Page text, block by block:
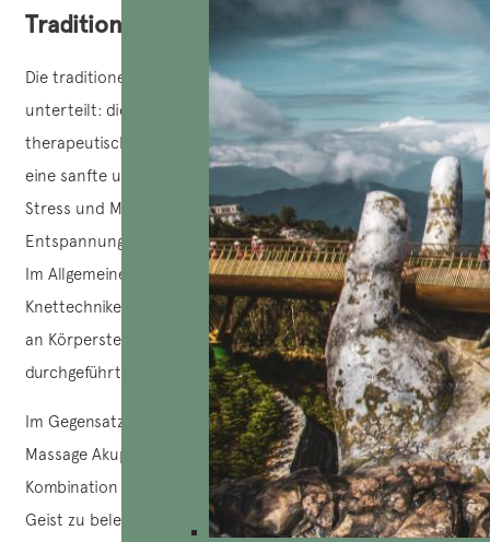
Traditionelle vietnamesische Massage
Die traditionelle Massage in Vietnam wird in 2 Arten
unterteilt: die Entspannungsmassage und die
therapeutische Massage. Die Entspannungsmassage ist
eine sanfte und beruhigende Form der Massage, die hilft,
Stress und Muskelverspannungen abzubauen, und so die
Entspannung und das Lösen von Verspannungen fördert.
Im Allgemeinen wird diese Massage in Vietnam mit
Knettechniken, leichtem Druck und sanften Bewegungen
an Körperstellen wie Schultern, Rücken, Hals und Beinen
durchgeführt.
Im Gegensatz dazu werden bei der therapeutischen
Massage Akupressur- und Massagetechniken in
Kombination mit ätherischen Ölen eingesetzt, um den
Geist zu beleben. Diese Art der Massage entspannt die